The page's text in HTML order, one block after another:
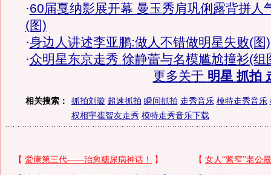
·60届戛纳影展开幕 曼玉秀肩巩俐露背拼人
(图)
·身边人讲述李亚鹏:做人不错做明星失败(图)
·众明星东京走秀 徐静蕾与名模尴尬撞衫(组
更多关于 明星 抓拍
相关搜索： 抓拍刘璇 超速抓拍 瞬间抓拍 走秀音乐 模特走秀音乐
权相宇崔智友走秀 模特走秀音乐下载